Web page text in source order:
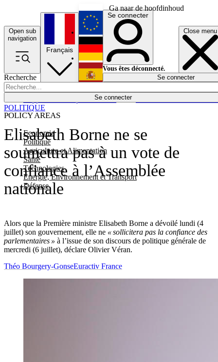
Ga naar de hoofdinhoud
Open sub
navigation
Close menu
Recherche
Se connecter
POLICY AREAS
Economie
Politique
Agriculture et Alimentation
Santé
Technologies
Energie, Environnement et Transport
Défense
Économie
Français
English
Deutsch
Español
Se connecter
Vous êtes déconnecté.
Se connecter
Elisabeth Borne ne se
soumettra pas à un vote de
confiance à l’Assemblée
nationale
Alors que la Première ministre Elisabeth Borne a dévoilé lundi (4
juillet) son gouvernement, elle ne « sollicitera pas la confiance des
parlementaires » à l’issue de son discours de politique générale de
mercredi (6 juillet), déclare Olivier Véran.
POLITIQUE
Théo Bourgery-GonseEuractiv France